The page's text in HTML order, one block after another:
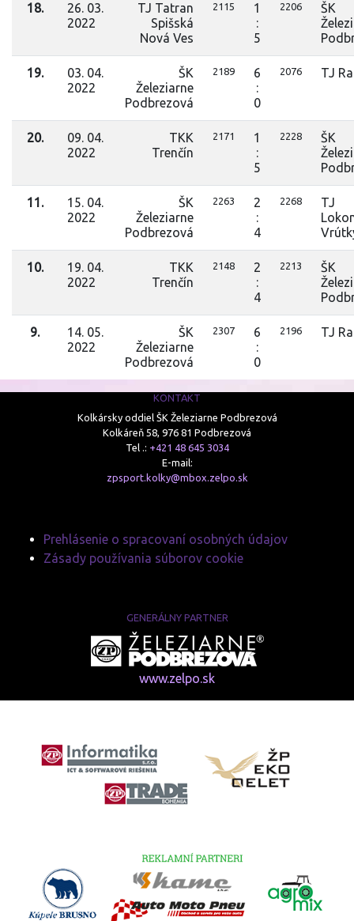
18.
26. 03.
2022
TJ Tatran
Spišská
Nová Ves
2115
1
:
5
2206
ŠK
19.
03. 04.
2022
ŠK
Železiarne
Podbrezová
2189
6
:
0
2076 TJ
20.
09. 04.
2022
TKK
Trenčín
2171
1
:
5
2228
ŠK
11.
15. 04.
2022
ŠK
Železiarne
Podbrezová
2263
2
:
4
2268
TJ
10.
19. 04.
2022
TKK
Trenčín
2148
2
:
4
2213
ŠK
9.
14. 05.
2022
ŠK
Železiarne
Podbrezová
2307
6
:
0
2196 TJ
KONTAKT
Kolkársky oddiel ŠK Železiarne Podbrezová
Kolkáreň 58, 976 81 Podbrezová
Tel .: +421 48 645 3034
E-mail:
zpsport.kolky@mbox.zelpo.sk
Prehlásenie o spracovaní osobných údajov
Zásady používania súborov cookie
GENERÁLNY PARTNER
www.zelpo.sk